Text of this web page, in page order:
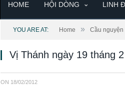
HOME HỘI DÒNG LINH
YOU ARE AT: Home » Cầu nguyện
Vị Thánh ngày 19 tháng 2
ON 18/02/2012